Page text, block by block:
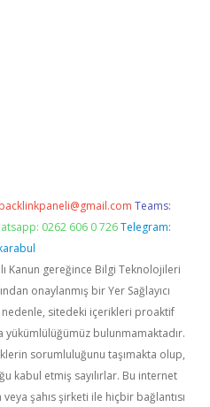
backlinkpaneli@gmail.com Teams:
0262 606 0 726 Telegram:
Kanun gereğince Bilgi Teknolojileri
onaylanmış bir Yer Sağlayıcı
sitedeki içerikleri proaktif
bulunmamaktadır.
sorumluluğunu taşımakta olup,
kabul etmiş sayılırlar. Bu internet
şahıs şirketi ile hiçbir bağlantısı